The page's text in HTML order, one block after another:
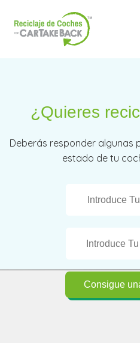
¿Quieres
Deberás responder algunas
estado de tu
Consigue